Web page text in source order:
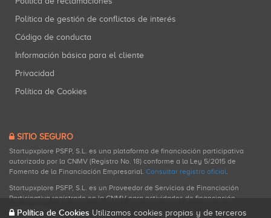
Política de gestión de conflictos de interés
Código de conducta
Información básica para el cliente
Privacidad
Política de Cookies
SITIO SEGURO
Startupxplore PSFP, S.L. es una plataforma de financiación participativa
autorizada por la CNMV (Registro No. 18) conforme a la Ley 5/2015 de
Fomento de la Financiación Empresarial. Consultar registro oficial.
Startupxplore PSFP, S.L. es un Proveedor de Servicios de Financiación
Participativa registrado en la CNMV para actividades de financiación
participativa.
Política de Cookies Utilizamos cookies propias y de terceros